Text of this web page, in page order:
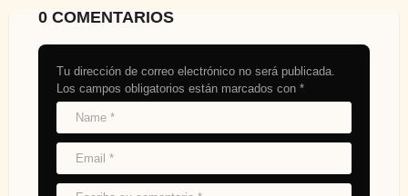
0 COMENTARIOS
Tu dirección de correo electrónico no será publicada.
Los campos obligatorios están marcados con *